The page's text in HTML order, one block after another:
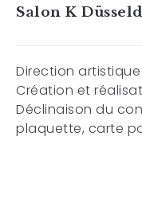
Salon K
Direction artistique
Création et
Déclinaison du
plaquette, carte